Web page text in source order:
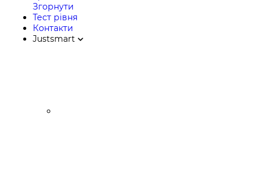
Згорнути
Тест рівня
Контакти
Justsmart